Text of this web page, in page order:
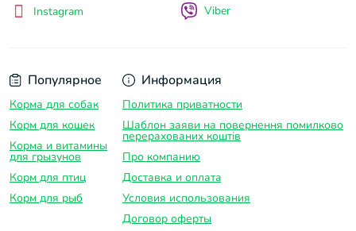
Популярное
Корма для собак
Корм для кошек
Корма и витамины
для грызунов
Корм для птиц
Корм для рыб
Информация
Политика приватности
Шаблон заяви на повернення помилково
перерахованих коштів
Про компанию
Доставка и оплатa
Условия использования
Договор оферты
Instagram
Viber